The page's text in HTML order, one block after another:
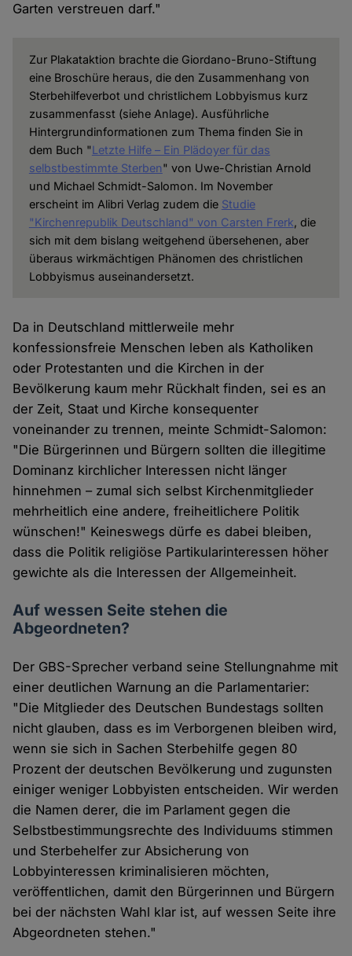
Garten verstreuen darf."
Zur Plakataktion brachte die Giordano-Bruno-Stiftung
eine Broschüre heraus, die den Zusammenhang von
Sterbehilfeverbot und christlichem Lobbyismus kurz
zusammenfasst (siehe Anlage). Ausführliche
Hintergrundinformationen zum Thema finden Sie in
dem Buch "Letzte Hilfe – Ein Plädoyer für das
selbstbestimmte Sterben" von Uwe-Christian Arnold
und Michael Schmidt-Salomon. Im November
erscheint im Alibri Verlag zudem die Studie
"Kirchenrepublik Deutschland" von Carsten Frerk, die
sich mit dem bislang weitgehend übersehenen, aber
überaus wirkmächtigen Phänomen des christlichen
Lobbyismus auseinandersetzt.
Da in Deutschland mittlerweile mehr
konfessionsfreie Menschen leben als Katholiken
oder Protestanten und die Kirchen in der
Bevölkerung kaum mehr Rückhalt finden, sei es an
der Zeit, Staat und Kirche konsequenter
voneinander zu trennen, meinte Schmidt-Salomon:
"Die Bürgerinnen und Bürgern sollten die illegitime
Dominanz kirchlicher Interessen nicht länger
hinnehmen – zumal sich selbst Kirchenmitglieder
mehrheitlich eine andere, freiheitlichere Politik
wünschen!" Keineswegs dürfe es dabei bleiben,
dass die Politik religiöse Partikularinteressen höher
gewichte als die Interessen der Allgemeinheit.
Auf wessen Seite stehen die
Abgeordneten?
Der GBS-Sprecher verband seine Stellungnahme mit
einer deutlichen Warnung an die Parlamentarier:
"Die Mitglieder des Deutschen Bundestags sollten
nicht glauben, dass es im Verborgenen bleiben wird,
wenn sie sich in Sachen Sterbehilfe gegen 80
Prozent der deutschen Bevölkerung und zugunsten
einiger weniger Lobbyisten entscheiden. Wir werden
die Namen derer, die im Parlament gegen die
Selbstbestimmungsrechte des Individuums stimmen
und Sterbehelfer zur Absicherung von
Lobbyinteressen kriminalisieren möchten,
veröffentlichen, damit den Bürgerinnen und Bürgern
bei der nächsten Wahl klar ist, auf wessen Seite ihre
Abgeordneten stehen."